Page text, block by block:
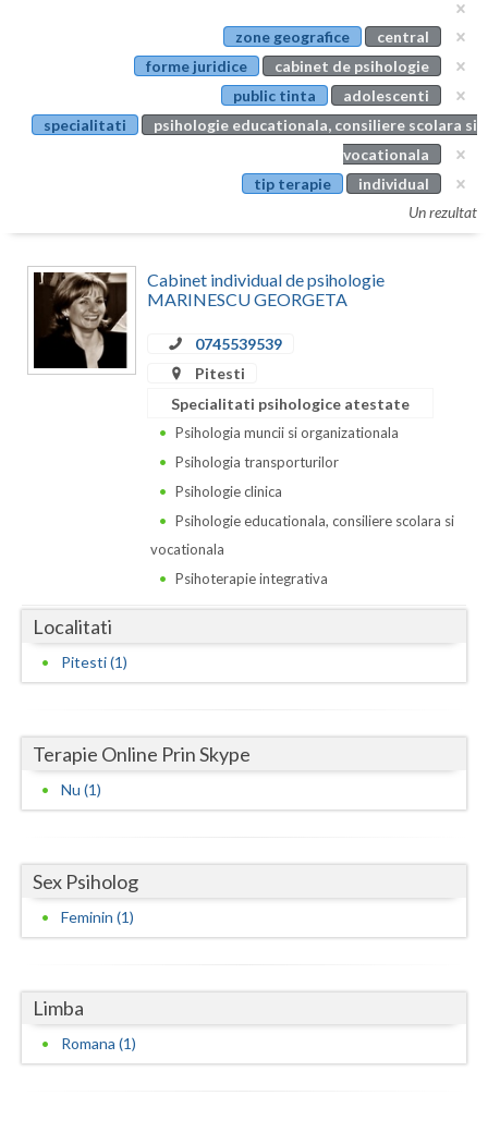
Buzau
Cluj
Constanta
Covasna
Harghita
Hunedoara
Iasi
Ilfov
Mehedinti
Mures
Olt
Prahova
zone geografice
central
forme juridice
cabinet de psihologie
public tinta
adolescenti
specialitati
psihologie educationala, consiliere scolara si
vocationala
tip terapie
individual
Un rezultat
Cabinet individual de psihologie
MARINESCU GEORGETA
0745539539
Pitesti
Specialitati psihologice atestate
Psihologia muncii si organizationala
Psihologia transporturilor
Psihologie clinica
Psihologie educationala, consiliere scolara si
vocationala
Psihoterapie integrativa
Localitati
Pitesti (1)
Terapie Online Prin Skype
Nu (1)
Sex Psiholog
Feminin (1)
Limba
Romana (1)